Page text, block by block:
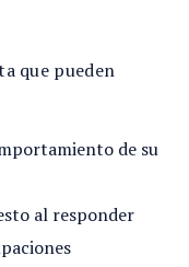
que pueden
de su
al responder